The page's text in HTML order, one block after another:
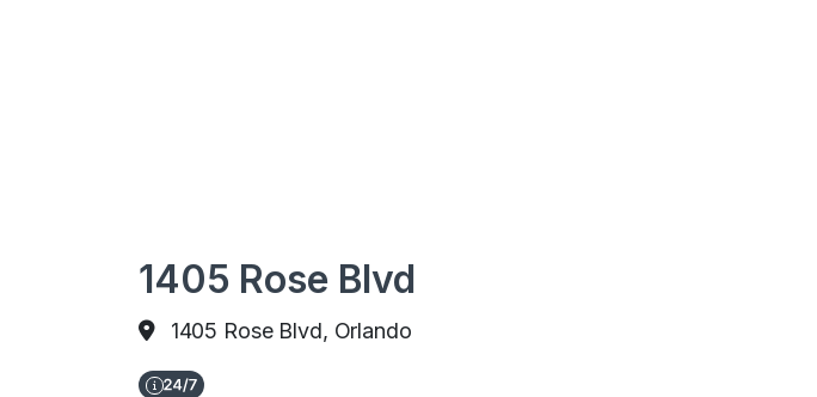
1405 Rose Blvd
1405 Rose Blvd, Orlando